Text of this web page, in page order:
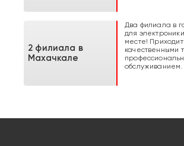
2 филиала в
Махачкале
Два филиала в
для
месте!
качественными
обслуживанием.